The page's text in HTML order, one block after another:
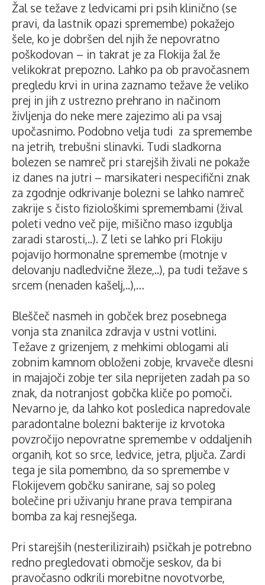
Žal se težave z ledvicami pri psih klinično (se
pravi, da lastnik opazi spremembe) pokažejo
šele, ko je dobršen del njih že nepovratno
poškodovan – in takrat je za Flokija žal že
velikokrat prepozno. Lahko pa ob pravočasnem
pregledu krvi in urina zaznamo težave že veliko
prej in jih z ustrezno prehrano in načinom
življenja do neke mere zajezimo ali pa vsaj
upočasnimo. Podobno velja tudi za spremembe
na jetrih, trebušni slinavki. Tudi sladkorna
bolezen se namreč pri starejših živali ne pokaže
iz danes na jutri – marsikateri nespecifični znak
za zgodnje odkrivanje bolezni se lahko namreč
zakrije s čisto fiziološkimi spremembami (žival
poleti vedno več pije, mišično maso izgublja
zaradi starosti,..). Z leti se lahko pri Flokiju
pojavijo hormonalne spremembe (motnje v
delovanju nadledvične žleze,..), pa tudi težave s
srcem (nenaden kašelj,..),…
Bleščeč nasmeh in gobček brez posebnega
vonja sta znanilca zdravja v ustni votlini.
Težave z grizenjem, z mehkimi oblogami ali
zobnim kamnom obloženi zobje, krvaveče dlesni
in majajoči zobje ter sila neprijeten zadah pa so
znak, da notranjost gobčka kliče po pomoči.
Nevarno je, da lahko kot posledica napredovale
paradontalne bolezni bakterije iz krvotoka
povzročijo nepovratne spremembe v oddaljenih
organih, kot so srce, ledvice, jetra, pljuča. Zardi
tega je sila pomembno, da so spremembe v
Flokijevem gobčku sanirane, saj so poleg
bolečine pri uživanju hrane prava tempirana
bomba za kaj resnejšega.
Pri starejših (nesteriliziraih) psičkah je potrebno
redno pregledovati območje seskov, da bi
pravočasno odkrili morebitne novotvorbe,